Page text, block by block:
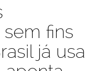
fins
já usa